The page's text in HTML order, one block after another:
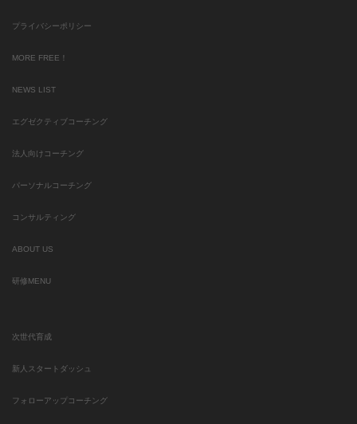
プライバシーポリシー
MORE FREE！
NEWS LIST
エグゼクティブコーチング
法人向けコーチング
パーソナルコーチング
コンサルティング
ABOUT US
研修MENU
次世代育成
新人スタートダッシュ
フォローアップコーチング